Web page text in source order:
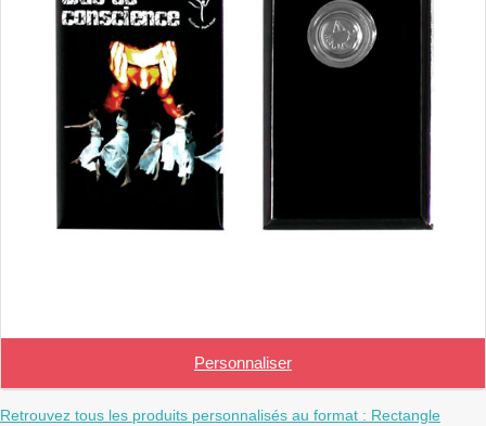
Personnaliser
Retrouvez tous les produits personnalisés au format : Rectangle